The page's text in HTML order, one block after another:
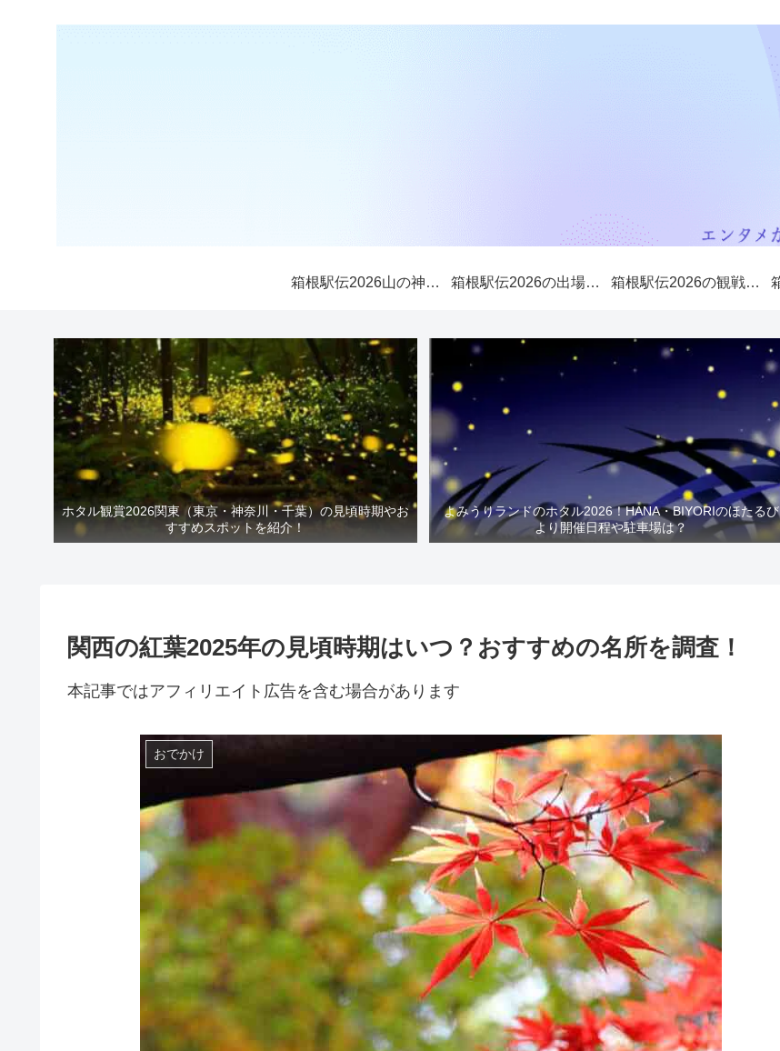
箱根駅伝2026山の神（5区）は誰になる？歴代山の神や注目選手を紹介！ 箱根駅伝2026の出場校やコースを解説！大学3大駅伝から優勝候補を予想！ 箱根駅伝2026の観戦・応援場所は？優勝候補や注目選手も紹介！
ホタル観賞2026関東（東京・神奈川・千葉）の見頃時期やお
すすめスポットを紹介！
よみうりランドのホタル2026！HANA・BIYORIのほたるび
より開催日程や駐車場は？
関西の紅葉2025年の見頃時期はいつ？おすすめの名所を調査！
本記事ではアフィリエイト広告を含む場合があります
おでかけ